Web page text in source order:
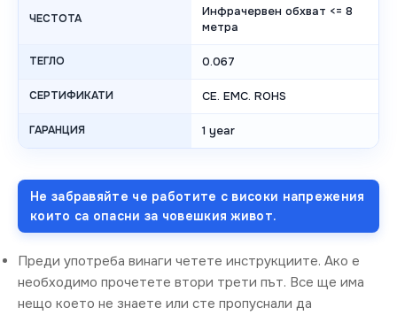
ЧЕСТОТА
Инфрачервен обхват <= 8
метра
ТЕГЛО 0.067
СЕРТИФИКАТИ CE. EMC. ROHS
ГАРАНЦИЯ 1 year
Не забравяйте че работите с високи напрежения
които са опасни за човешкия живот.
Преди употреба винаги четете инструкциите. Ако е
необходимо прочетете втори трети път. Все ще има
нещо което не знаете или сте пропуснали да